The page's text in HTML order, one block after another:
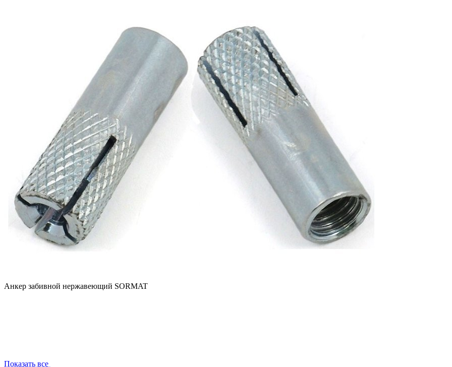
Анкер забивной нержавеющий SORMAT
Показать все